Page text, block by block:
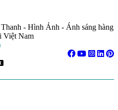
- Hình Ảnh - Ánh sáng hàng
Việt Nam